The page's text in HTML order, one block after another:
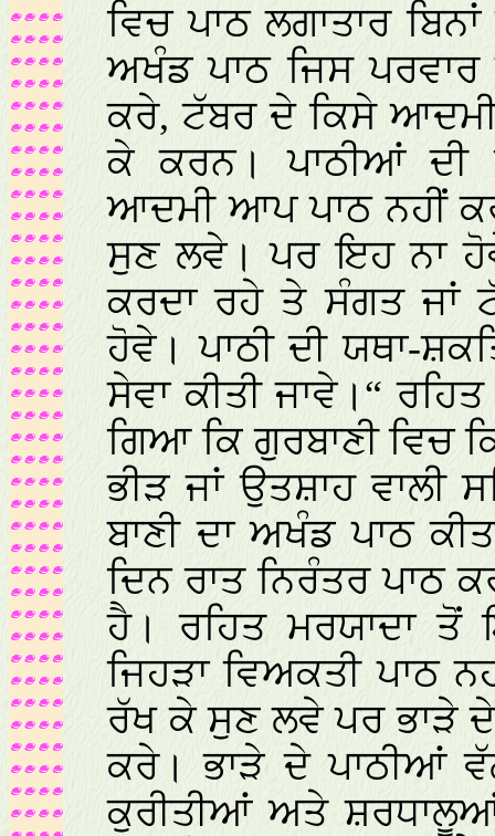
ਵਿਚ ਪਾਠ ਲਗਾਤਾਰ
ਅਖੰਡ ਪਾਠ ਜਿਸ
ਕਰੇ, ਟੱਬਰ ਦੇ ਕਿਸੇ
ਕੇ ਕਰਨ। ਪਾਠੀਆਂ ਦੀ
ਆਦਮੀ ਆਪ ਪਾਠ ਨਹੀਂ
ਸੁਣ ਲਵੇ। ਪਰ ਇਹ ਨਾ
ਕਰਦਾ ਰਹੇ ਤੇ ਸੰਗਤ ਜਾਂ
ਹੋਵੇ। ਪਾਠੀ ਦੀ ਯਥਾ-
ਸੇਵਾ ਕੀਤੀ ਜਾਵੇ।“
ਗਿਆ ਕਿ ਗੁਰਬਾਣੀ ਵਿਚ
ਭੀੜ ਜਾਂ ਉਤਸ਼ਾਹ ਵਾਲੀ
ਬਾਣੀ ਦਾ ਅਖੰਡ ਪਾਠ
ਦਿਨ ਰਾਤ ਨਿਰੰਤਰ ਪਾਠ
ਹੈ। ਰਹਿਤ ਮਰਯਾਦਾ
ਜਿਹੜਾ ਵਿਅਕਤੀ ਪਾਠ
ਰੱਖ ਕੇ ਸੁਣ ਲਵੇ ਪਰ ਭਾੜੇ ਦੇ
ਕਰੇ। ਭਾੜੇ ਦੇ ਪਾਠੀਆਂ
ਕੁਰੀਤੀਆਂ ਅਤੇ